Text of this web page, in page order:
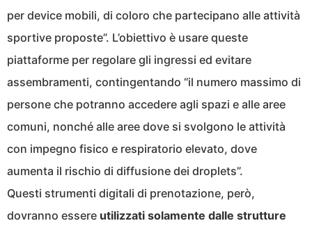
per device mobili, di coloro che partecipano alle attività
sportive proposte”. L’obiettivo è usare queste
piattaforme per regolare gli ingressi ed evitare
assembramenti, contingentando “il numero massimo di
persone che potranno accedere agli spazi e alle aree
comuni, nonché alle aree dove si svolgono le attività
con impegno fisico e respiratorio elevato, dove
aumenta il rischio di diffusione dei droplets”.
Questi strumenti digitali di prenotazione, però,
dovranno essere utilizzati solamente dalle strutture